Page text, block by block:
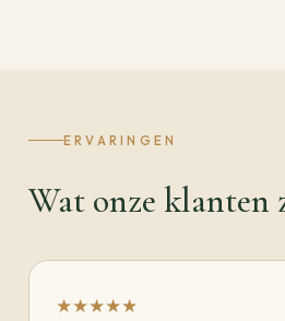
ERVARINGEN
Wat onze klanten
★★★★★